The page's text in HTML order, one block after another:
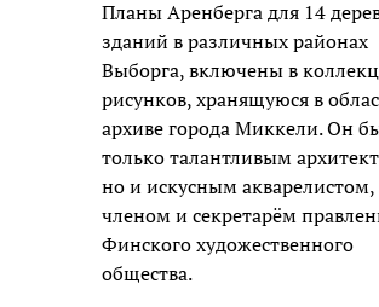
Планы Аренберга для 14
зданий в различных районах
Выборга, включены в
рисунков, хранящуюся в
архиве города Миккели. Он
только талантливым
но и искусным акварелистом,
членом и секретарём
Финского художественного
общества.